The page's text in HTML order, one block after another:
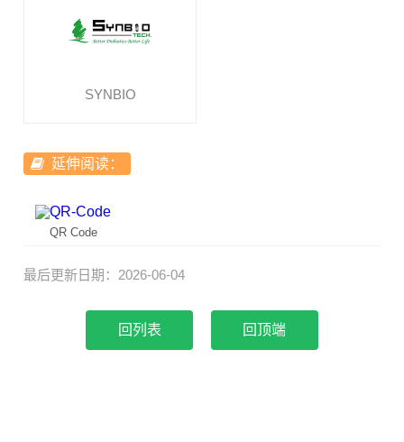
SYNBIO
延伸阅读：
QR Code
最后更新日期：2026-06-04
回顶端